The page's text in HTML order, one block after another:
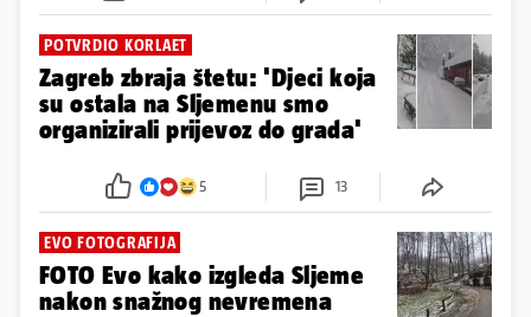
POTVRDIO KORLAET
Zagreb zbraja štetu: 'Djeci koja
su ostala na Sljemenu smo
organizirali prijevoz do grada'
5 13
EVO FOTOGRAFIJA
FOTO Evo kako izgleda Sljeme
nakon snažnog nevremena